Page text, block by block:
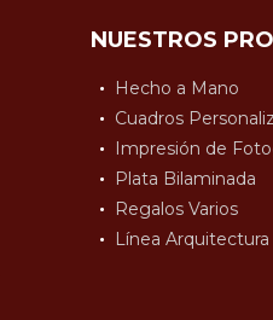
NUESTROS
Hecho a Mano
Cuadros
Impresión de
Plata Bilaminada
Regalos Varios
Línea Arquitectura